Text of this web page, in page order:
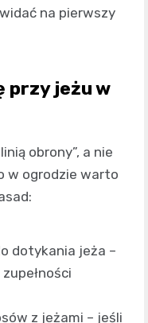
na pierwszy
przy jeżu w
obrony”, a nie
w ogrodzie warto
dotykania jeża –
z jeżami – jeśli